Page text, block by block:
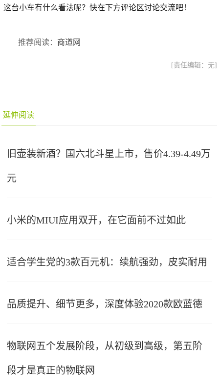
这台小车有什么看法呢？快在下方评论区讨论交流吧！
推荐阅读： 商道网
[责任编辑：无]
延伸阅读
旧壶装新酒？国六北斗星上市，售价4.39-4.49万
元
小米的MIUI应用双开，在它面前不过如此
适合学生党的3款百元机：续航强劲，皮实耐用
品质提升、细节更多，深度体验2020款欧蓝德
物联网五个发展阶段，从初级到高级，第五阶
段才是真正的物联网